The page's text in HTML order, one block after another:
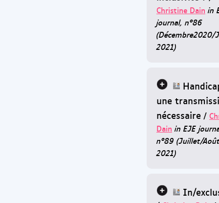
Christine Dain in
journal, n°86
(Décembre2020/
2021)
une
nécessaire /
Dain in EJE
n°89 (Juillet/
2021)
In/